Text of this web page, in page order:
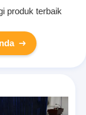
produk terbaik